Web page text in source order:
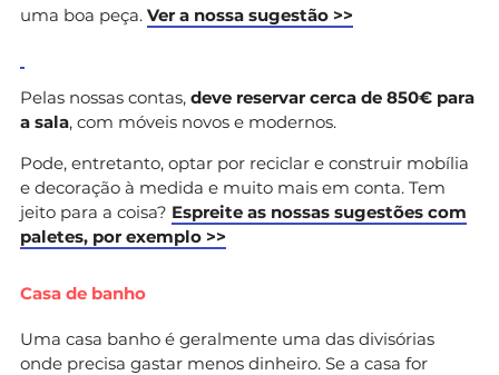
uma boa peça. Ver a nossa sugestão >>
Pelas nossas contas, deve reservar cerca de 850€ para
a sala, com móveis novos e modernos.
Pode, entretanto, optar por reciclar e construir mobília
e decoração à medida e muito mais em conta. Tem
jeito para a coisa? Espreite as nossas sugestões com
paletes, por exemplo >>
Casa de banho
Uma casa banho é geralmente uma das divisórias
onde precisa gastar menos dinheiro. Se a casa for